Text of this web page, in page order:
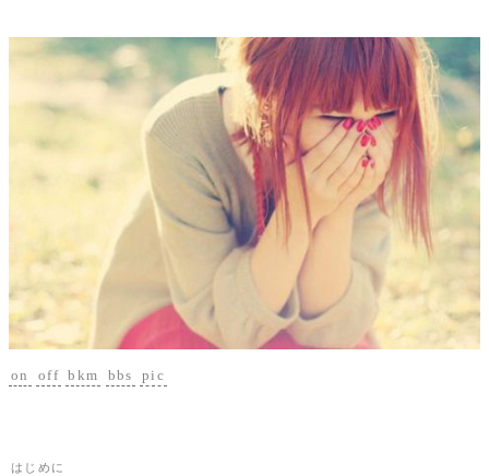
on off bkm bbs pic
はじめに